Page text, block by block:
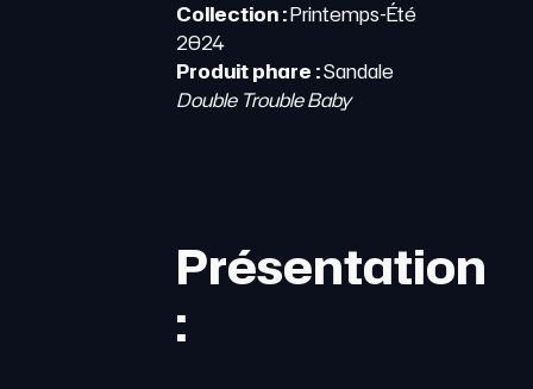
Collection :Printemps-Été
2024
Produit phare :Sandale
Double Trouble Baby
Présentation
: